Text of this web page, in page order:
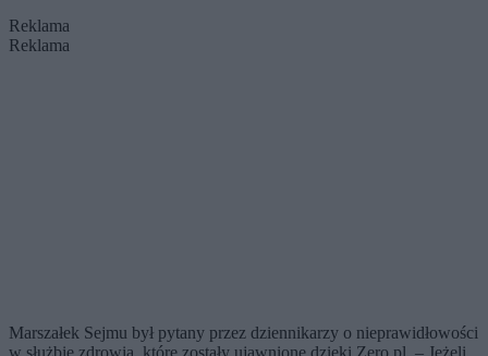
Reklama
Reklama
Marszałek Sejmu był pytany przez dziennikarzy o nieprawidłowości